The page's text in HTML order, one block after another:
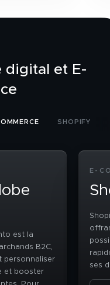
digital et E-
SHOPIFY
est la
B2C,
personnaliser
et booster
E-
ses